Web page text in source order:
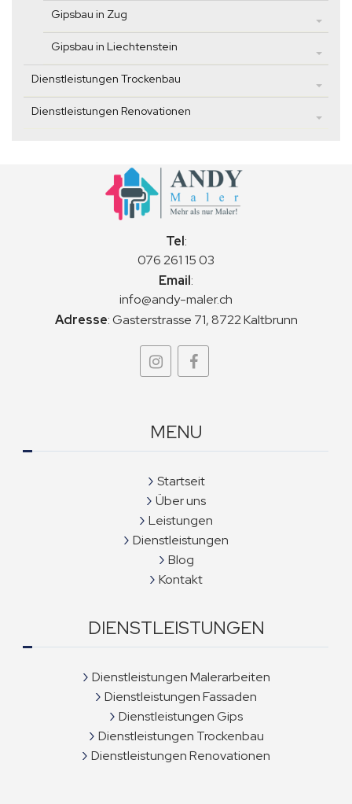
Gipsbau in Zug
Gipsbau in Liechtenstein
Dienstleistungen Trockenbau
Dienstleistungen Renovationen
Tel:
076 261 15 03
Email:
info@andy-maler.ch
Adresse:Gasterstrasse 71, 8722 Kaltbrunn
MENU
Startseit
Über uns
Leistungen
Dienstleistungen
Blog
Kontakt
DIENSTLEISTUNGEN
Dienstleistungen Malerarbeiten
Dienstleistungen Fassaden
Dienstleistungen Gips
Dienstleistungen Trockenbau
Dienstleistungen Renovationen